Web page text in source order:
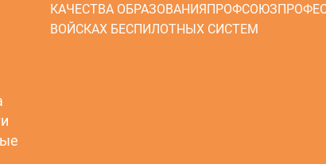
КАЧЕСТВА ОБРАЗОВАНИЯПРОФСОЮЗ
ВОЙСКАХ БЕСПИЛОТНЫХ СИСТЕМ